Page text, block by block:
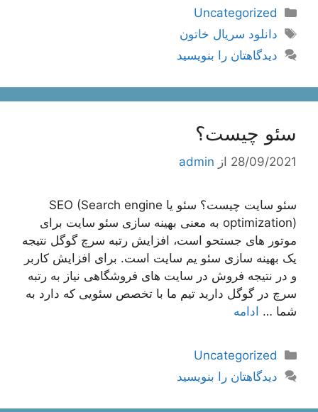
دسته‌ها
Uncategorized
برچسب‌ها
دانلود سریال خاتون
دیدگاهتان را بنویسید
سئو چیست؟
28/09/2021 از admin
سئو سایت چیست؟ سئو یا SEO (Search engine
optimization) به معنی بهینه سازی سئو سایت برای
موتور های جستحو است، افزایش رتبه سرچ گوگل نتیجه
یک بهینه سازی سئو یم سایت است. برای افزایش کاربر
و در نتیجه فروش در سایت های فروشگاهی نیاز به رتبه
سرچ در گوگل دارید تیم ما با تخصص سئویی که دارد به
شما … ادامه
دسته‌ها
Uncategorized
دیدگاهتان را بنویسید